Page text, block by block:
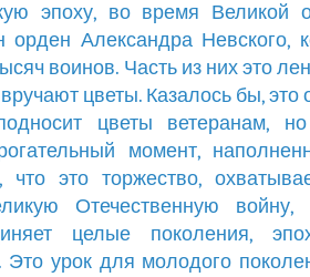
эпоху, во время Великой
Александра Невского,
воинов. Часть из них это
цветы. Казалось бы, это
цветы ветеранам,
момент,
что это торжество,
Отечественную войну,
целые поколения,
урок для молодого